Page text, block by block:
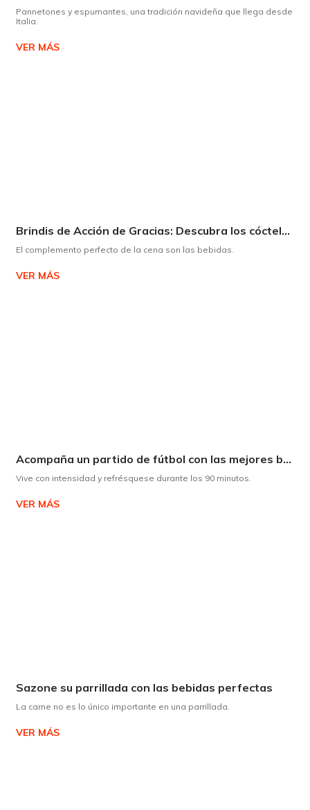
Pannetones y espumantes, una tradición navideña que llega desde
Italia.
VER MÁS
Brindis de Acción de Gracias: Descubra los cócteles y licores que complementarán su cena
El complemento perfecto de la cena son las bebidas.
VER MÁS
Acompaña un partido de fútbol con las mejores bebidas
Vive con intensidad y refrésquese durante los 90 minutos.
VER MÁS
Sazone su parrillada con las bebidas perfectas
La carne no es lo único importante en una parrillada.
VER MÁS